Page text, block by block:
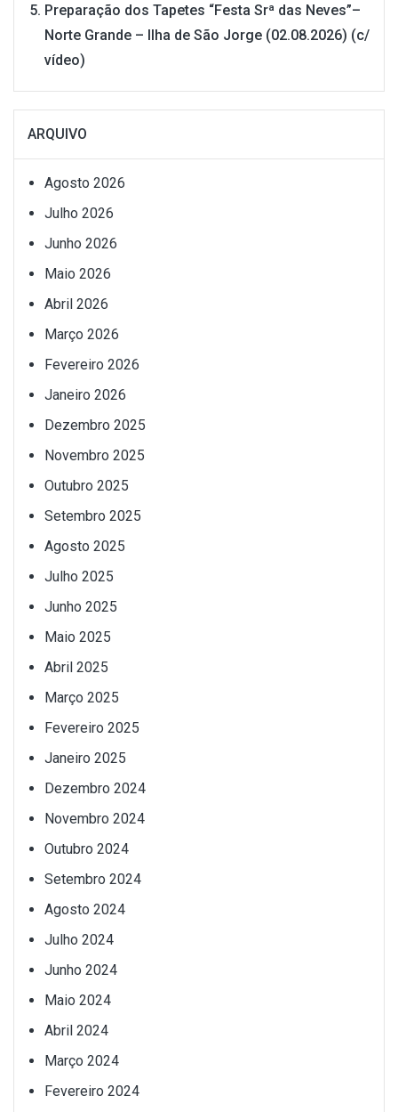
Preparação dos Tapetes “Festa Srª das Neves”–
Norte Grande – Ilha de São Jorge (02.08.2026) (c/
vídeo)
ARQUIVO
Agosto 2026
Julho 2026
Junho 2026
Maio 2026
Abril 2026
Março 2026
Fevereiro 2026
Janeiro 2026
Dezembro 2025
Novembro 2025
Outubro 2025
Setembro 2025
Agosto 2025
Julho 2025
Junho 2025
Maio 2025
Abril 2025
Março 2025
Fevereiro 2025
Janeiro 2025
Dezembro 2024
Novembro 2024
Outubro 2024
Setembro 2024
Agosto 2024
Julho 2024
Junho 2024
Maio 2024
Abril 2024
Março 2024
Fevereiro 2024